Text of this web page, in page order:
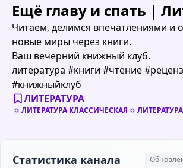
Ещё главу и спать |
Читаем, делимся впечатлениями и
новые миры через книги.
Ваш вечерний книжный клуб.
литература #книги #чтение
#книжныйклуб
ЛИТЕРАТУРА
ЛИТЕРАТУРА КЛАССИЧЕСКАЯ
Статистика канала